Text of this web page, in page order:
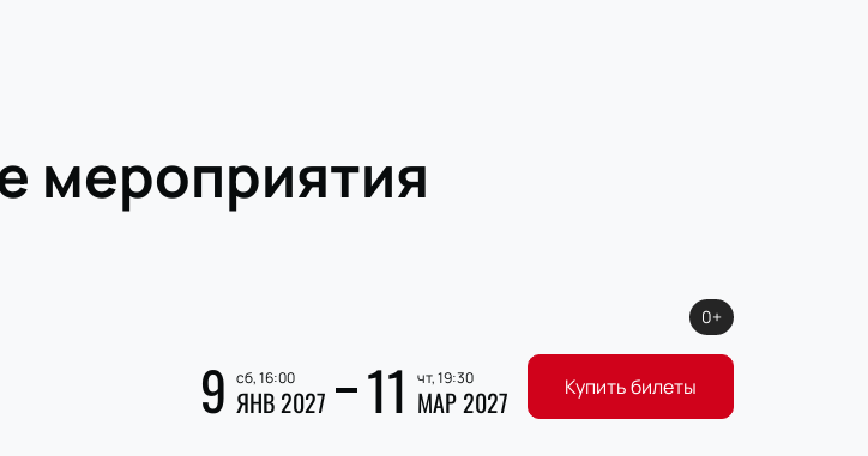
мероприятия
9 сб, 16:00
ЯНВ 2027 11 чт, 19:30
МАР 2027
0+
Купить билеты